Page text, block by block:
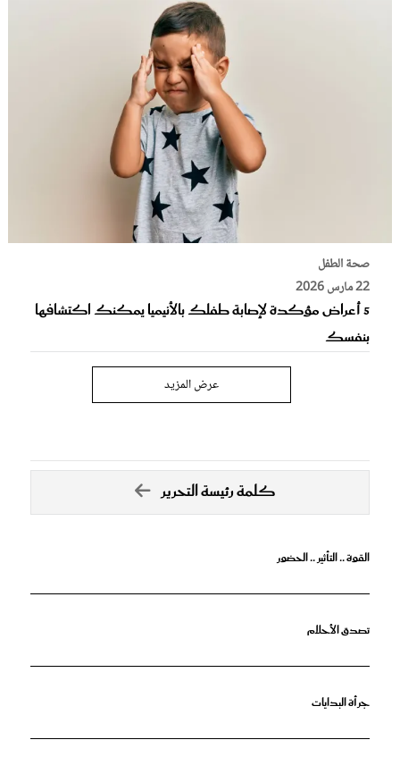
صحة الطفل
22 مارس 2026
5 أعراض مؤكدة لإصابة طفلك بالأنيميا يمكنك اكتشافها
بنفسك
عرض المزيد
كلمة رئيسة التحرير
القوة .. التأثير .. الحضور
تصدق الأحلام
جرأة البدايات